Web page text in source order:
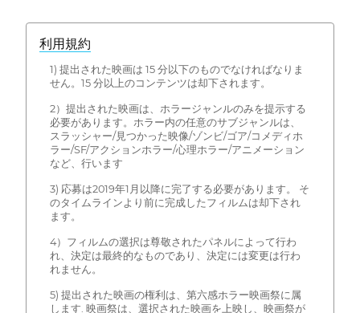
利用規約
1) 提出された映画は 15 分以下のものでなければなりま
せん。15 分以上のコンテンツは却下されます。
2）提出された映画は、ホラージャンルのみを提示する
必要があります。ホラー内の任意のサブジャンルは、
スラッシャー/見つかった映像/ゾンビ/ゴア/コメディホ
ラー/SF/アクションホラー/心理ホラー/アニメーション
など、行います
3) 応募は2019年1月以降に完了する必要があります。 そ
のタイムラインより前に完成したフィルムは却下され
ます。
4）フィルムの選択は尊敬されたパネルによって行わ
れ、決定は最終的なものであり、決定には変更は行わ
れません。
5) 提出された映画の権利は、第六感ホラー映画祭に属
します. 映画祭は、選択された映画を上映し、映画祭が